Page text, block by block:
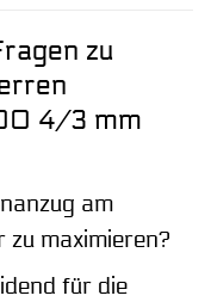
zu
4/3 mm
am
zu maximieren?
für die